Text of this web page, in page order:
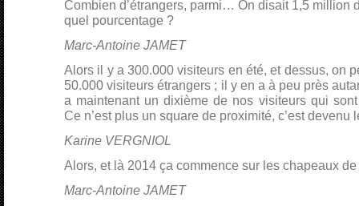
Combien d’étrangers, parmi… On disait 1,5 million
quel pourcentage ?
Marc-Antoine JAMET
Alors il y a 300.000 visiteurs en été, et dessus, on
50.000 visiteurs étrangers ; il y en a à peu près
a maintenant un dixième de nos visiteurs qui
Ce n’est plus un square de proximité, c’est devenu
Karine VERGNIOL
Alors, et là 2014 ça commence sur les chapeaux
Marc-Antoine JAMET